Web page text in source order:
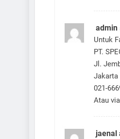
admin
Untuk
PT.
Jl.
Jakarta
021-
Atau
jaenal